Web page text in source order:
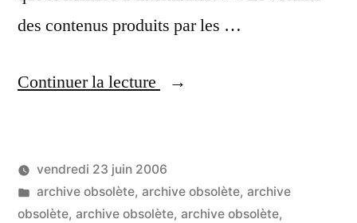
des contenus produits par les …
Continuer la lecture
« Le
est-
il
Publié
par
LucL
vendredi 23 juin 2006
Publié
dans
archive obsolète, archive obsolète, archive
obsolète, archive obsolète, archive obsolète,